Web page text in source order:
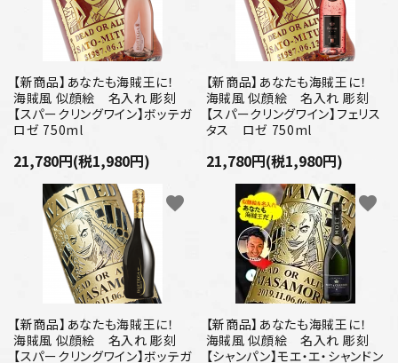
【新商品】あなたも海賊王に！
海賊風 似顔絵 名入れ 彫刻
【スパークリングワイン】ボッテガ
ロゼ 750ml
21,780円(税1,980円)
【新商品】あなたも海賊王に！
海賊風 似顔絵 名入れ 彫刻
【スパークリングワイン】フェリス
タス ロゼ 750ml
21,780円(税1,980円)
【新商品】あなたも海賊王に！
海賊風 似顔絵 名入れ 彫刻
【スパークリングワイン】ボッテガ
favorite
【新商品】あなたも海賊王に！
海賊風 似顔絵 名入れ 彫刻
【シャンパン】モエ・エ・シャンドン
favorite